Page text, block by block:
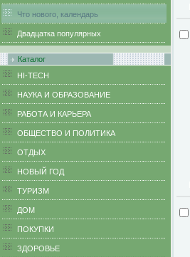
Что нового, календарь
Двадцатка популярных
Каталог
HI-TECH
НАУКА И ОБРАЗОВАНИЕ
РАБОТА И КАРЬЕРА
ОБЩЕСТВО И ПОЛИТИКА
ОТДЫХ
НОВЫЙ ГОД
ТУРИЗМ
ДОМ
ПОКУПКИ
ЗДОРОВЬЕ